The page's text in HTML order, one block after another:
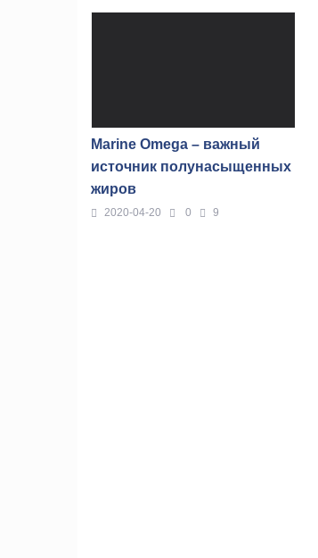
Marine Omega – важный
источник полунасыщенных
жиров
2020-04-20 0 9